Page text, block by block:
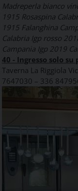
Madreperla bianco
1915 Rosaspina
1915 Falanghina
Calabria Igp rosso
Campania Igp 2019
40 - Ingresso solo
Taverna La Riggiola
7647030 – 336